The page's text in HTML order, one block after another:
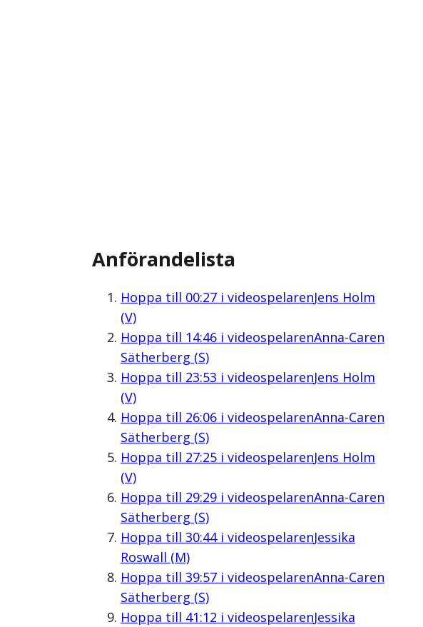
Anförandelista
Hoppa till 00:27i videospelarenJens Holm
(V)
Hoppa till 14:46i videospelarenAnna-Caren
Sätherberg (S)
Hoppa till 23:53 i videospelarenJens Holm
(V)
Hoppa till 26:06i videospelarenAnna-Caren
Sätherberg (S)
Hoppa till 27:25i videospelarenJens Holm
(V)
Hoppa till 29:29i videospelarenAnna-Caren
Sätherberg (S)
Hoppa till 30:44i videospelarenJessika
Roswall (M)
Hoppa till 39:57i videospelarenAnna-Caren
Sätherberg (S)
Hoppa till 41:12 i videospelarenJessika